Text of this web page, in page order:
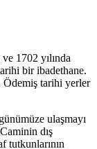
1702 yılında
bir ibadethane.
Ödemiş tarihi yerler
ulaşmayı
dış
tutkunlarının